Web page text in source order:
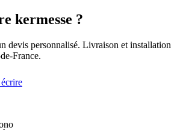
kermesse ?
devis personnalisé. Livraison et installation
France.